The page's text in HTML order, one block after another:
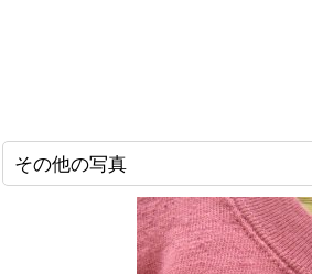
その他の写真